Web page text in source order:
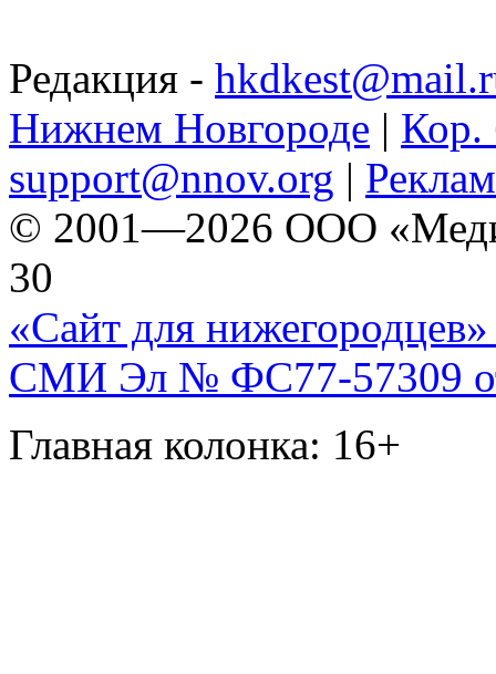
Редакция -
Нижнем Новгороде | Кор.
support@nnov.org |
© 2001—2026 ООО
30
«Сайт для нижегородцев»
СМИ Эл № ФС77-57309
Главная колонка: 16+